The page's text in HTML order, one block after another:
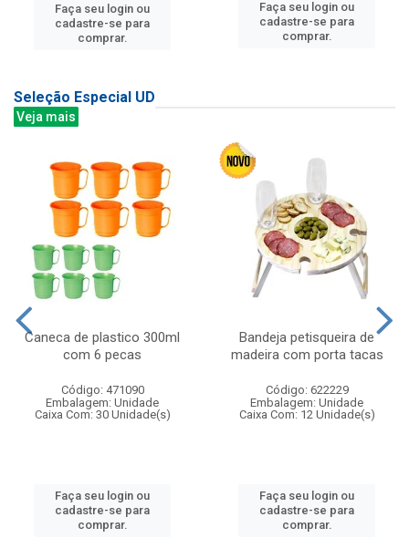
Faça seu login ou
cadastre-se para
comprar.
Faça seu login ou
cadastre-se para
comprar.
Seleção Especial UD
Veja mais
Caneca de plastico 300ml
com 6 pecas
Código: 471090
Embalagem: Unidade
Caixa Com: 30 Unidade(s)
Faça seu login ou
cadastre-se para
comprar.
Bandeja petisqueira de
madeira com porta tacas
Código: 622229
Embalagem: Unidade
Caixa Com: 12 Unidade(s)
Faça seu login ou
cadastre-se para
comprar.